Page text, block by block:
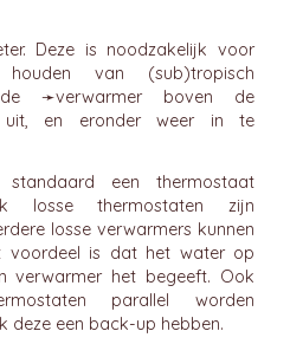
. Deze is noodzakelijk voor
van (sub)tropisch
de ➛verwarmerboven de
uit, en eronder weer in te
een thermostaat
losse thermostaten zijn
losse verwarmers kunnen
voordeel is dat het water op
verwarmer het begeeft. Ook
parallel worden
deze een back-up hebben.